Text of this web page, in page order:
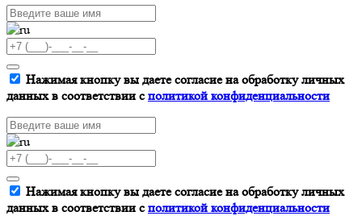
Нажимая кнопку вы даете согласие на обработку личных
данных в соответствии сполитикой конфиденциальности
Нажимая кнопку вы даете согласие на обработку личных
данных в соответствии сполитикой конфиденциальности